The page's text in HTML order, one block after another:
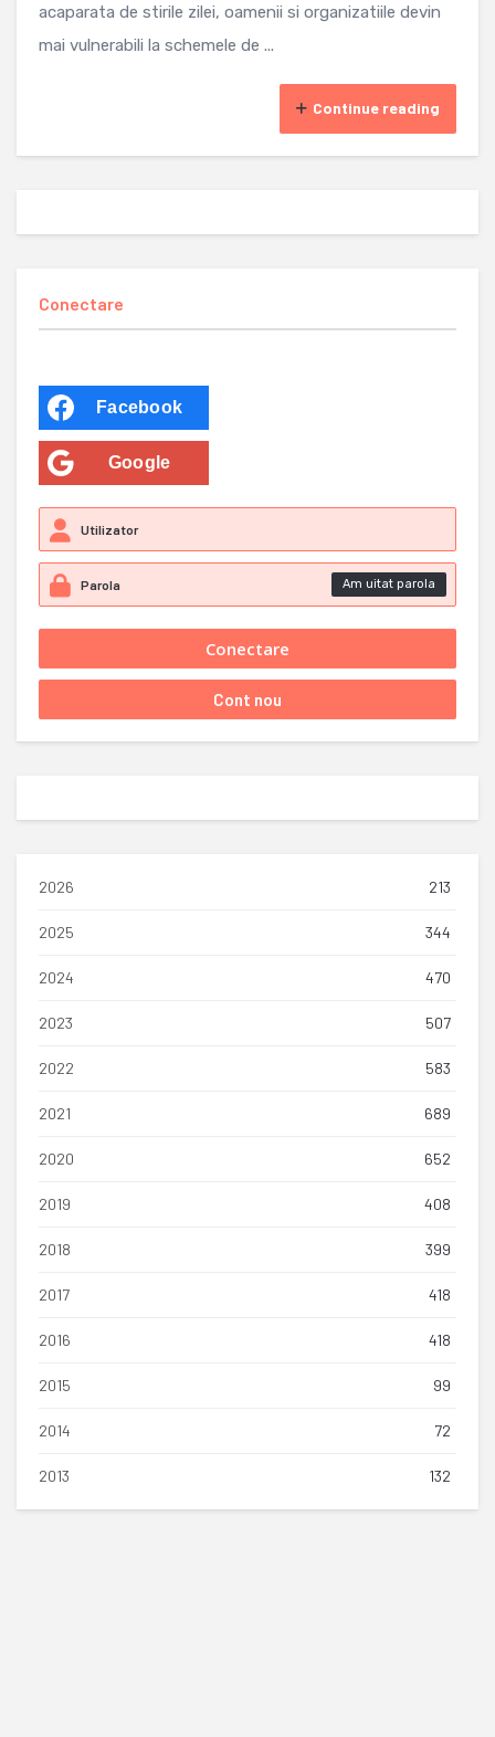
acaparata de stirile zilei, oamenii si organizatiile devin
mai vulnerabili la schemele de ...
Continue reading
Conectare
Facebook
Google
Am uitat parola
2026 213
2025 344
2024 470
2023 507
2022 583
2021 689
2020 652
2019 408
2018 399
2017 418
2016 418
2015 99
2014 72
2013 132